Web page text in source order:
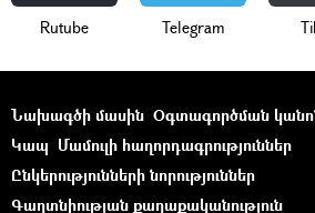
Rutube Telegram
Նախագծի մասին Օգտագործման
Կապ Մամուլի հաղորդագրություններ
Ընկերությունների նորություններ
Գաղտնիության քաղաքականություն